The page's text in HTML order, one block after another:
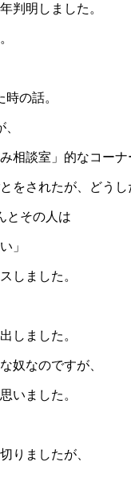
判明しました。
の話。
相談室」的なコーナ
をされたが、どうし
とその人は
」
しました。
しました。
奴なのですが、
いました。
りましたが、